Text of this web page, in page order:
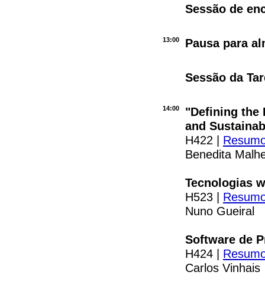
Sessão de
13:00 Pausa para
Sessão da
14:00
"Defining the
and
H422 |
Benedita
Tecnologias
H523 |
Nuno Gueiral
Software de
H424 |
Carlos Vinhais